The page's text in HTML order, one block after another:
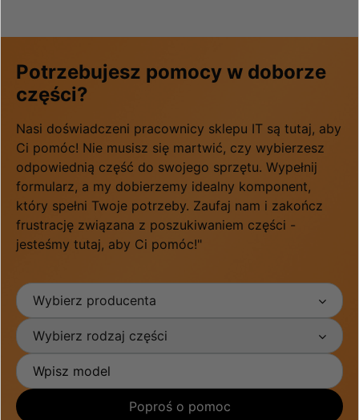
Potrzebujesz pomocy w doborze
części?
Nasi doświadczeni pracownicy sklepu IT są tutaj, aby
Ci pomóc! Nie musisz się martwić, czy wybierzesz
odpowiednią część do swojego sprzętu. Wypełnij
formularz, a my dobierzemy idealny komponent,
który spełni Twoje potrzeby. Zaufaj nam i zakończ
frustrację związana z poszukiwaniem części -
jesteśmy tutaj, aby Ci pomóc!"
Wybierz producenta
Wybierz rodzaj części
Poproś o pomoc